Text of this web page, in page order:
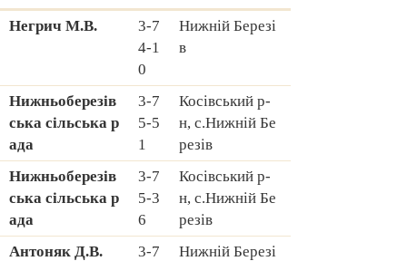
Hегрич М.В.
3-7
4-1
0
Hижній Березі
в
Hижньоберезів
ська сільська р
ада
3-7
5-5
1
Косівський р-
н, с.Hижній Бе
резів
Hижньоберезів
ська сільська р
ада
3-7
5-3
6
Косівський р-
н, с.Hижній Бе
резів
Антоняк Д.В.
3-7
Hижній Березі